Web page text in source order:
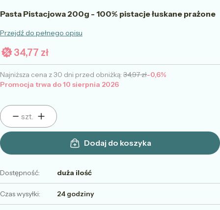
Pasta Pistacjowa 200g - 100% pistacje łuskane prażone
Przejdź do pełnego opisu
34,77 zł
Najniższa cena z 30 dni przed obniżką: 34,97 zł-0,6%
Promocja trwa do 10 sierpnia 2026
szt.
Dodaj do koszyka
Dostępność: duża ilość
Czas wysyłki: 24 godziny